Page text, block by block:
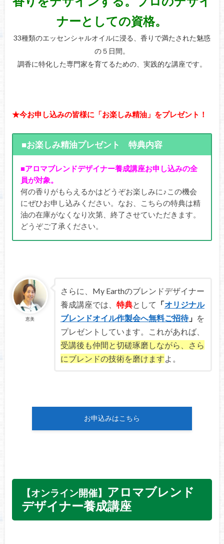
ナーとしての資格。
33種類のエッセンシャルオイルに浸る、香りで満たされた魅惑
の５日間。
調香に特化した専門家を育てるための、実践的な講座です。
★今お申し込みの皆様に「お楽しみ精油」をプレゼント！
■お楽しみ精油プレゼント 特典内容
■アロマブレンドデザイナー養成講座お申し込みの全
員が対象。
何の香りがもらえるかはどうぞお楽しみに♪この機会
にぜひお申し込みください。なお、こちらの特典は精
油の在庫がなくなり次第、終了させていただきます。
どうぞご了承ください。
恵美
さらに、My Earthのブレンドデザイナー
養成講座では、 特典として 「オリジナル
ブレンドオイル作製会へ無料ご招待」 を
プレゼントしています。
これがあれば、
受講後も仲間と切磋琢磨しながら、さら
にブレンドの技術を磨けますよ。
お申込みはこちら
【オンライン開催】 アロマブレンド
デザイナー養成講座